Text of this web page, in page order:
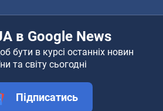
в Google News
бути в курсі останніх новин
та світу сьогодні
Підписатись